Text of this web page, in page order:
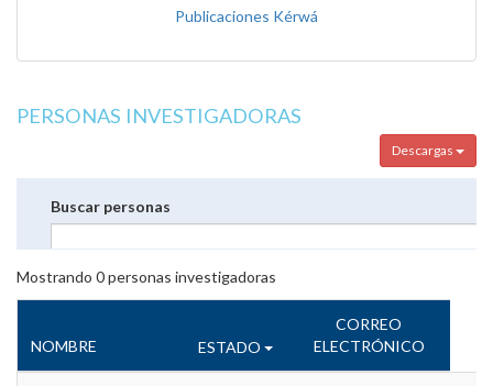
Publicaciones Kérwá
PERSONAS INVESTIGADORAS
Descargas
Buscar personas
Mostrando 0personas investigadoras
NOMBRE ESTADO
CORREO
ELECTRÓNICO